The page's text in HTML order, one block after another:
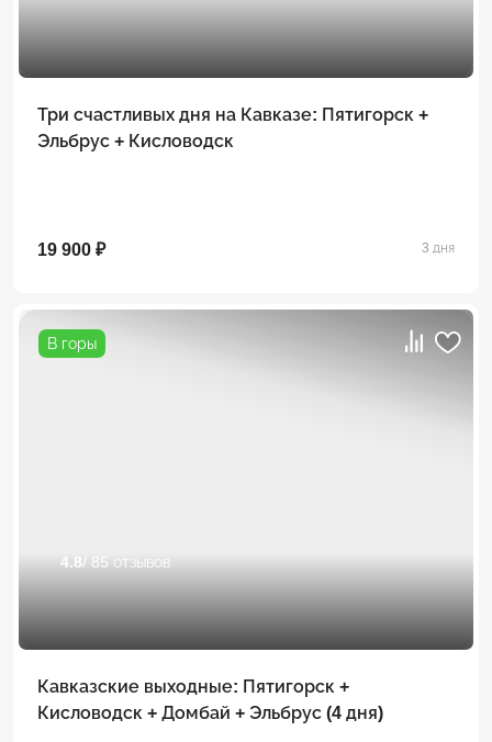
Три счастливых дня на Кавказе: Пятигорск +
Эльбрус + Кисловодск
19 900 ₽ 3 дня
В горы
4.8/ 85 отзывов
Кавказские выходные: Пятигорск +
Кисловодск + Домбай + Эльбрус (4 дня)